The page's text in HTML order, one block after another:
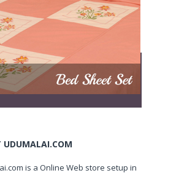
UDUMALAI.COM
is a Online Web store setup in